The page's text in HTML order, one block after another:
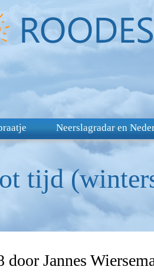
Neerslagradar en
tijd
door Jannes